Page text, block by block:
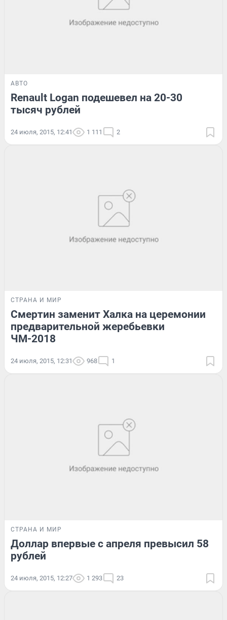
АВТО
Renault Logan подешевел на 20-30
тысяч рублей
24 июля, 2015, 12:41 1 111 2
СТРАНА И МИР
Смертин заменит Халка на церемонии
предварительной жеребьевки
ЧМ-2018
24 июля, 2015, 12:31 968 1
СТРАНА И МИР
Доллар впервые с апреля превысил 58
рублей
24 июля, 2015, 12:27 1 293 23